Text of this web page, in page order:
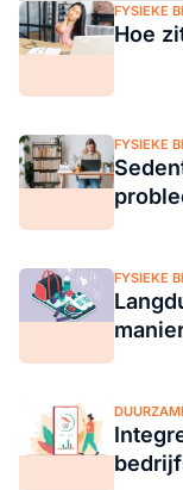
FYSIEKE
Hoe
FYSIEKE
FYSIEKE